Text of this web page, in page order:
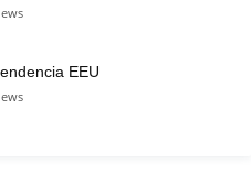
EEU